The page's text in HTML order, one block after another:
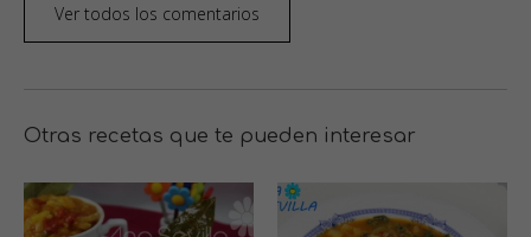
Ver todos los comentarios
Otras recetas que te pueden interesar